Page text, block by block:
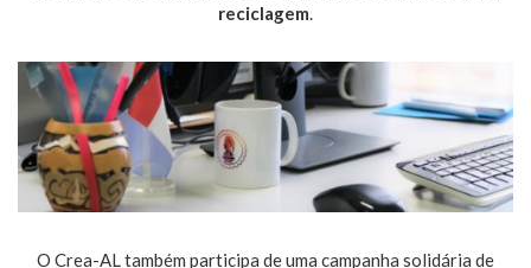
reciclagem.
O Crea-AL também participa de uma campanha solidária de